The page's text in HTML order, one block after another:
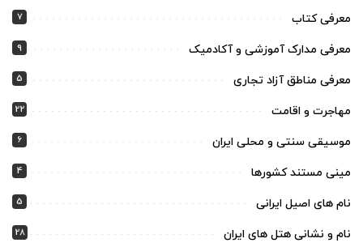
معرفی کتاب 7
معرفی مدارک آموزشی و آکادمیک 9
معرفی مناطق آزاد تجاری 5
مهاجرت و اقامت 22
موسیقی سنتی و محلی ایران 6
مینی مستند کشورها 4
نام های اصیل ایرانی 5
نام و نشانی هتل های ایران 28